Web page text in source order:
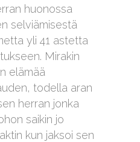
huonossa
selviämisestä
yli 41 astetta
Mirakin
elämää
todella aran
herran jonka
saikin jo
kun jaksoi sen